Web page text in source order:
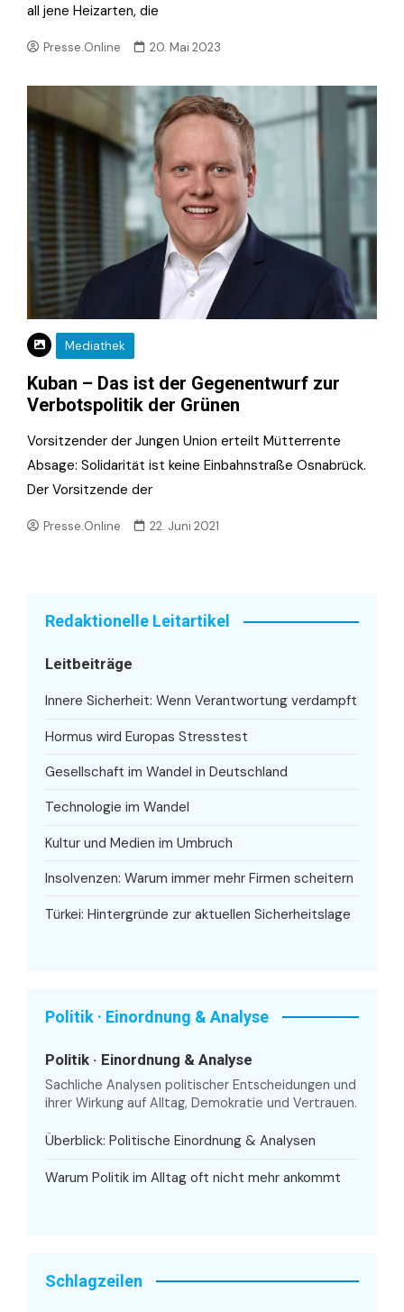
all jene Heizarten, die
Presse.Online 20. Mai 2023
Mediathek
Kuban – Das ist der Gegenentwurf zur
Verbotspolitik der Grünen
Vorsitzender der Jungen Union erteilt Mütterrente
Absage: Solidarität ist keine Einbahnstraße Osnabrück.
Der Vorsitzende der
Presse.Online 22. Juni 2021
Redaktionelle Leitartikel
Leitbeiträge
Innere Sicherheit: Wenn Verantwortung verdampft
Hormus wird Europas Stresstest
Gesellschaft im Wandel in Deutschland
Technologie im Wandel
Kultur und Medien im Umbruch
Insolvenzen: Warum immer mehr Firmen scheitern
Türkei: Hintergründe zur aktuellen Sicherheitslage
Politik · Einordnung & Analyse
Politik · Einordnung & Analyse
Sachliche Analysen politischer Entscheidungen und
ihrer Wirkung auf Alltag, Demokratie und Vertrauen.
Überblick: Politische Einordnung & Analysen
Warum Politik im Alltag oft nicht mehr ankommt
Schlagzeilen